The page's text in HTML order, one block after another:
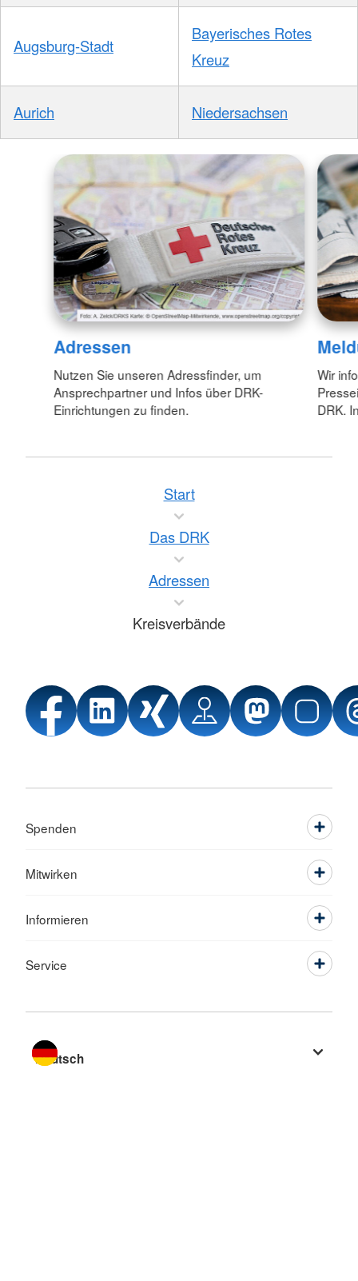
Augsburg-Stadt
Bayerisches Rotes
Kreuz
Aurich Niedersachsen
Adressen
Nutzen Sie unseren Adressfinder, um
Ansprechpartner und Infos über DRK-
Einrichtungen zu finden.
Wir
DRK.
Start
Das DRK
Adressen
Kreisverbände
Spenden
Mitwirken
Informieren
Service
Sprache wechseln zu